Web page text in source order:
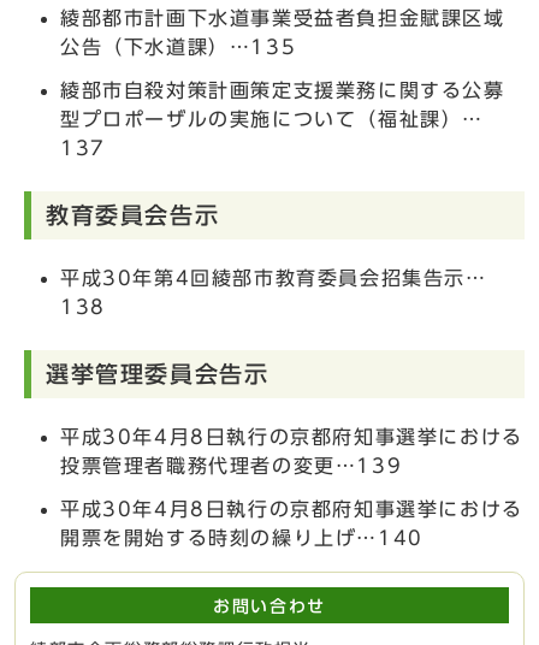
綾部都市計画下水道事業受益者負担金賦課区域
公告（下水道課）…135
綾部市自殺対策計画策定支援業務に関する公募
型プロポーザルの実施について（福祉課）…
137
教育委員会告示
平成30年第4回綾部市教育委員会招集告示…
138
選挙管理委員会告示
平成30年4月8日執行の京都府知事選挙における
投票管理者職務代理者の変更…139
平成30年4月8日執行の京都府知事選挙における
開票を開始する時刻の繰り上げ…140
お問い合わせ